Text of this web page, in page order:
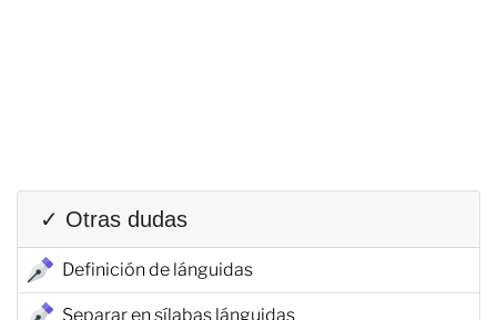
✓ Otras dudas
Definición de lánguidas
Separar en sílabas lánguidas